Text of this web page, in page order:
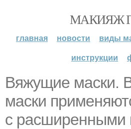
МАКИЯЖ
главная новости виды
инструкции
Вяжущие маски.
маски
с расширенными